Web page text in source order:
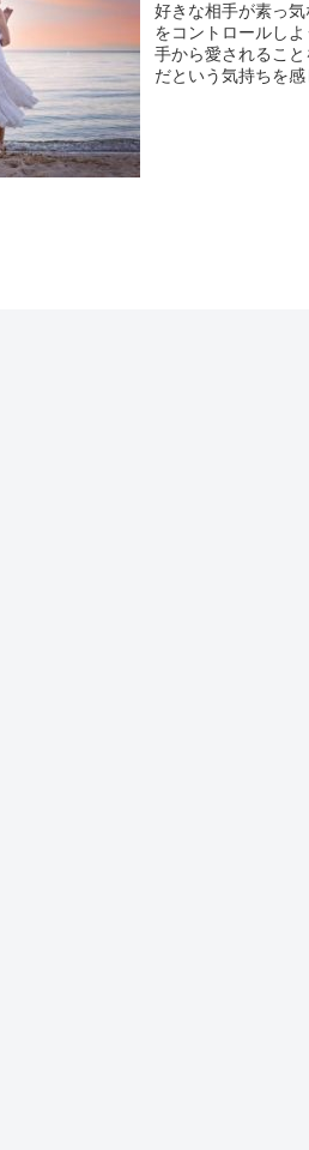
好きな相手が素っ
をコントロールし
手から愛されるこ
だという気持ちを